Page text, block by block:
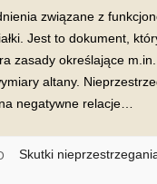
związane z
Jest to dokument,
zasady określające
altany.
negatywne relacje…
Skutki